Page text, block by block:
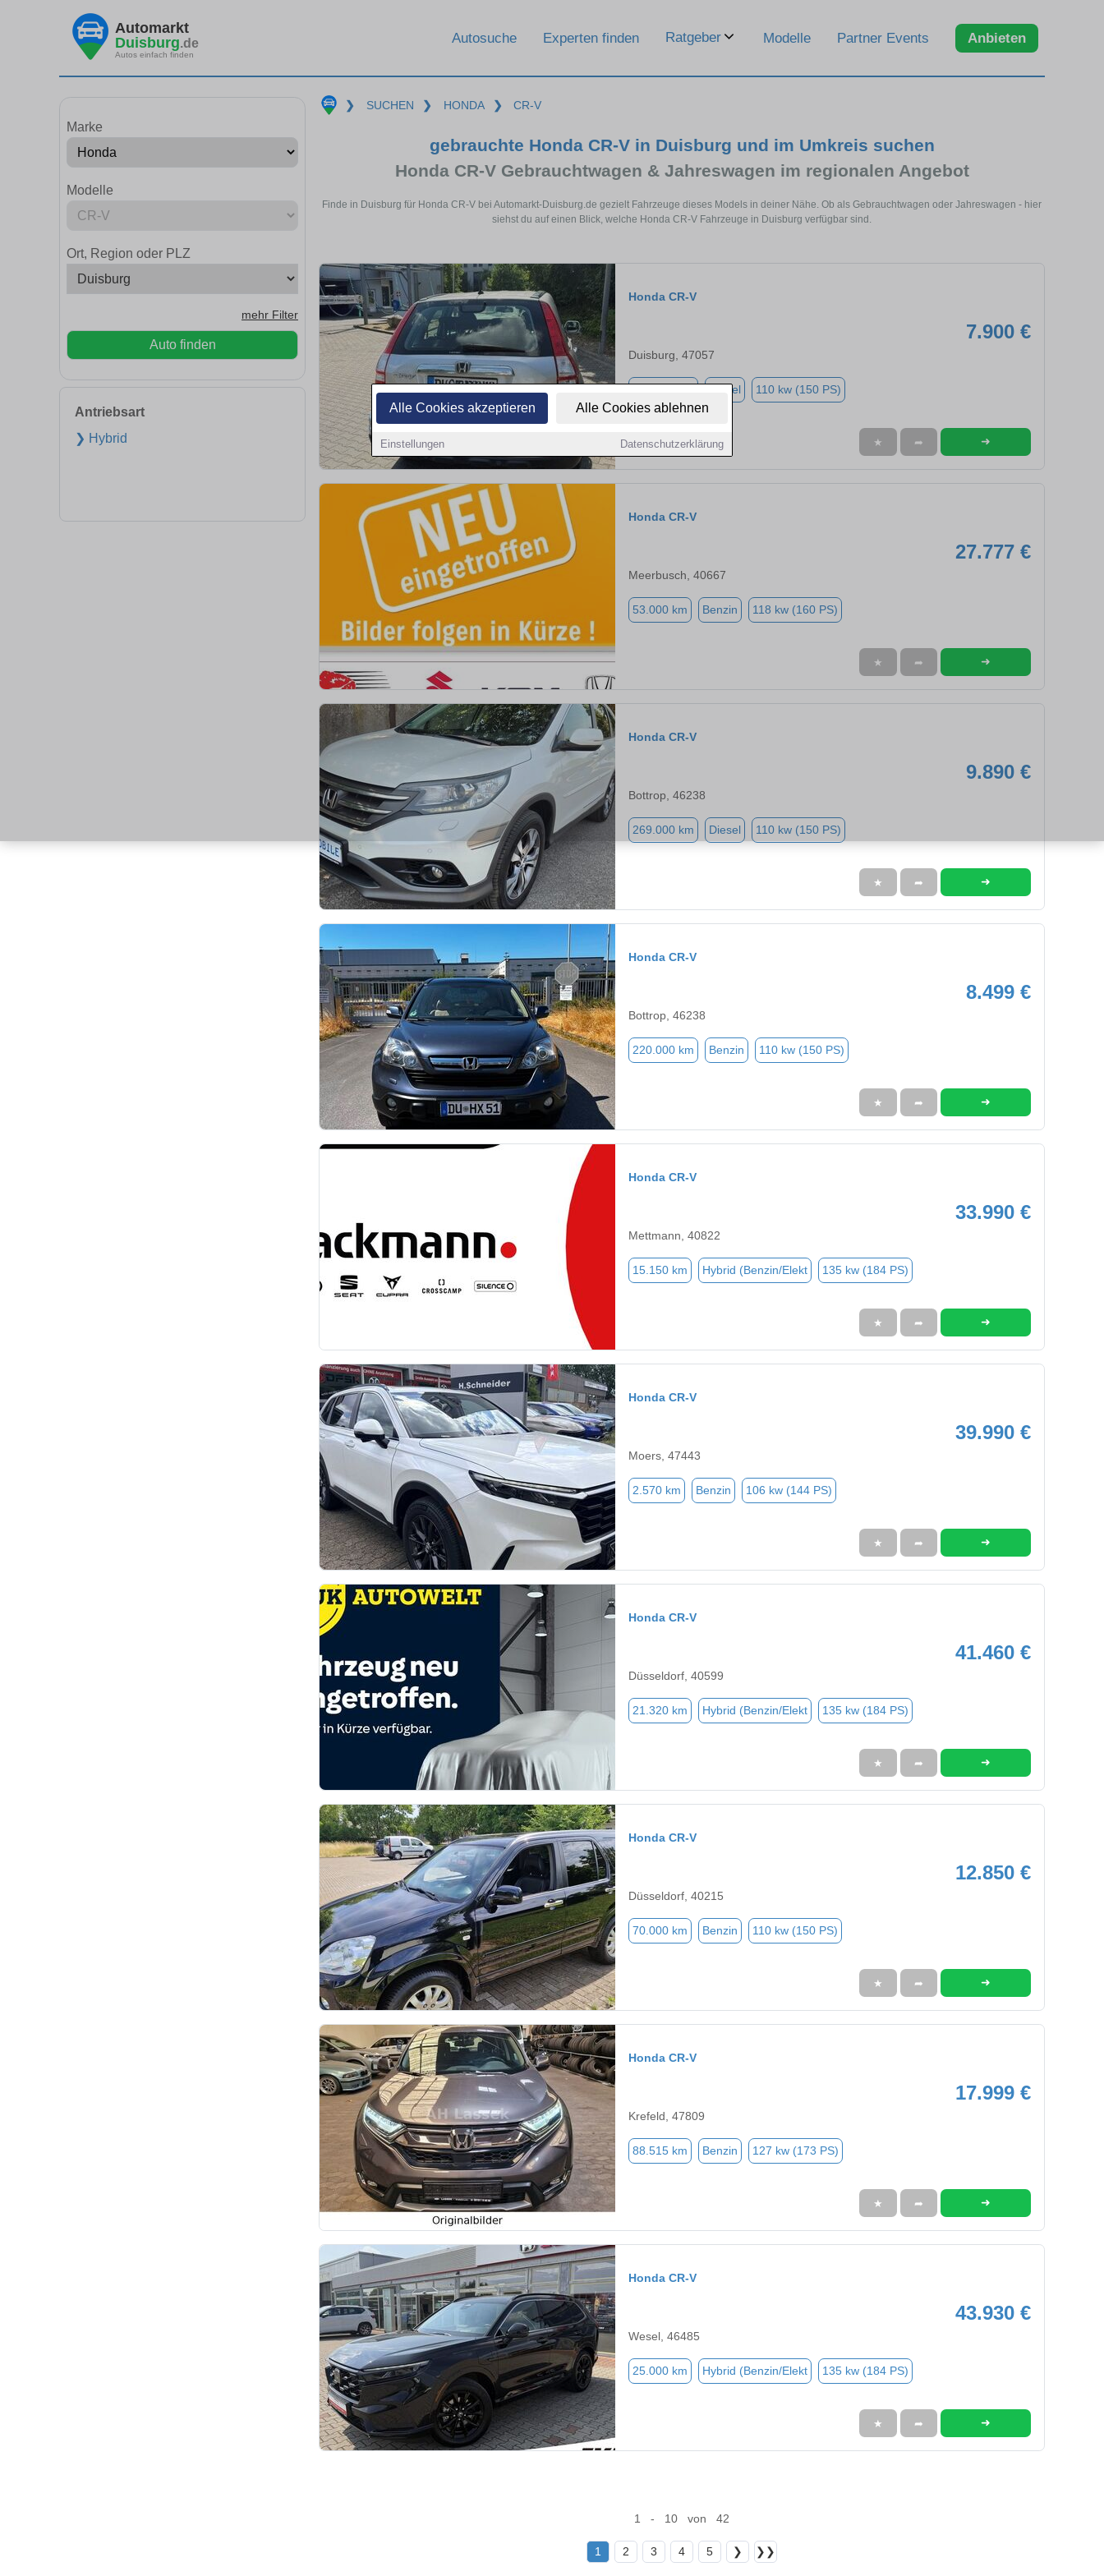
Alle Cookies akzeptieren Alle Cookies ablehnen
Einstellungen Datenschutzerklärung
Automarkt
Duisburg.de
Autos einfach finden
Autosuche Experten finden Ratgeber Modelle Partner Events Anbieten
Marke
Modelle
Ort, Region oder PLZ
mehr Filter
Auto finden
Antriebsart
❯ Hybrid
❯ SUCHEN ❯ HONDA ❯ CR-V
gebrauchte Honda CR-V in Duisburg und im Umkreis suchen
Honda CR-V Gebrauchtwagen & Jahreswagen im regionalen Angebot
Finde in Duisburg für Honda CR-V bei Automarkt-Duisburg.de gezielt Fahrzeuge dieses Models in deiner Nähe. Ob als Gebrauchtwagen oder Jahreswagen - hier
siehst du auf einen Blick, welche Honda CR-V Fahrzeuge in Duisburg verfügbar sind.
Honda CR-V
7.900 €
Duisburg, 47057
Diesel 110 kw (150 PS)
★ ➦ ➜
Honda CR-V
27.777 €
Meerbusch, 40667
53.000 km Benzin 118 kw (160 PS)
★ ➦ ➜
Honda CR-V
9.890 €
Bottrop, 46238
269.000 km Diesel 110 kw (150 PS)
★ ➦ ➜
Honda CR-V
8.499 €
Bottrop, 46238
220.000 km Benzin 110 kw (150 PS)
★ ➦ ➜
Honda CR-V
33.990 €
Mettmann, 40822
15.150 km Hybrid (Benzin/Elekt 135 kw (184 PS)
★ ➦ ➜
Honda CR-V
39.990 €
Moers, 47443
2.570 km Benzin 106 kw (144 PS)
★ ➦ ➜
Honda CR-V
41.460 €
Düsseldorf, 40599
21.320 km Hybrid (Benzin/Elekt 135 kw (184 PS)
★ ➦ ➜
Honda CR-V
12.850 €
Düsseldorf, 40215
70.000 km Benzin 110 kw (150 PS)
★ ➦ ➜
Honda CR-V
17.999 €
Krefeld, 47809
88.515 km Benzin 127 kw (173 PS)
★ ➦ ➜
Honda CR-V
43.930 €
Wesel, 46485
25.000 km Hybrid (Benzin/Elekt 135 kw (184 PS)
★ ➦ ➜
1 - 10 von 42
1 2 3 4 5 ❯ ❯❯